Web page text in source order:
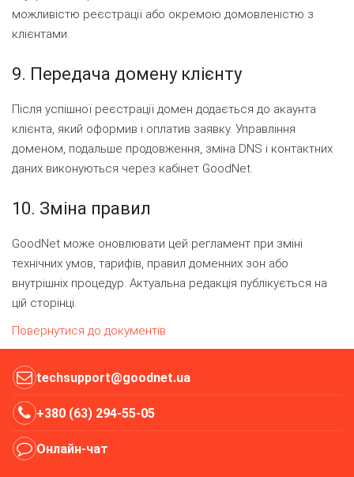
можливістю реєстрації або окремою домовленістю з
клієнтами.
9. Передача домену клієнту
Після успішної реєстрації домен додається до акаунта
клієнта, який оформив і оплатив заявку. Управління
доменом, подальше продовження, зміна DNS і контактних
даних виконуються через кабінет GoodNet.
10. Зміна правил
GoodNet може оновлювати цей регламент при зміні
технічних умов, тарифів, правил доменних зон або
внутрішніх процедур. Актуальна редакція публікується на
цій сторінці.
Повернутися до документів
techsupport@goodnet.ua
+380 (63) 294-55-05
Онлайн-чат